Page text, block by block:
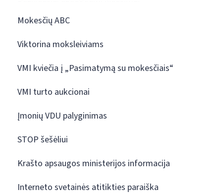
Mokesčių ABC
Viktorina moksleiviams
VMI kviečia į „Pasimatymą su mokesčiais“
VMI turto aukcionai
Įmonių VDU palyginimas
STOP šešėliui
Krašto apsaugos ministerijos informacija
Interneto svetainės atitikties paraiška